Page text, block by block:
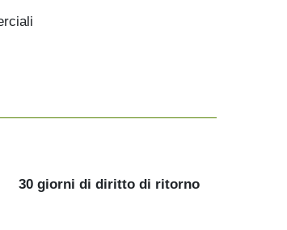
30 giorni di diritto di ritorno